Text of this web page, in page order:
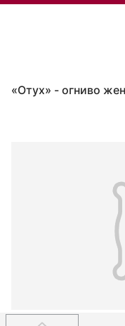
«Отух» - огниво